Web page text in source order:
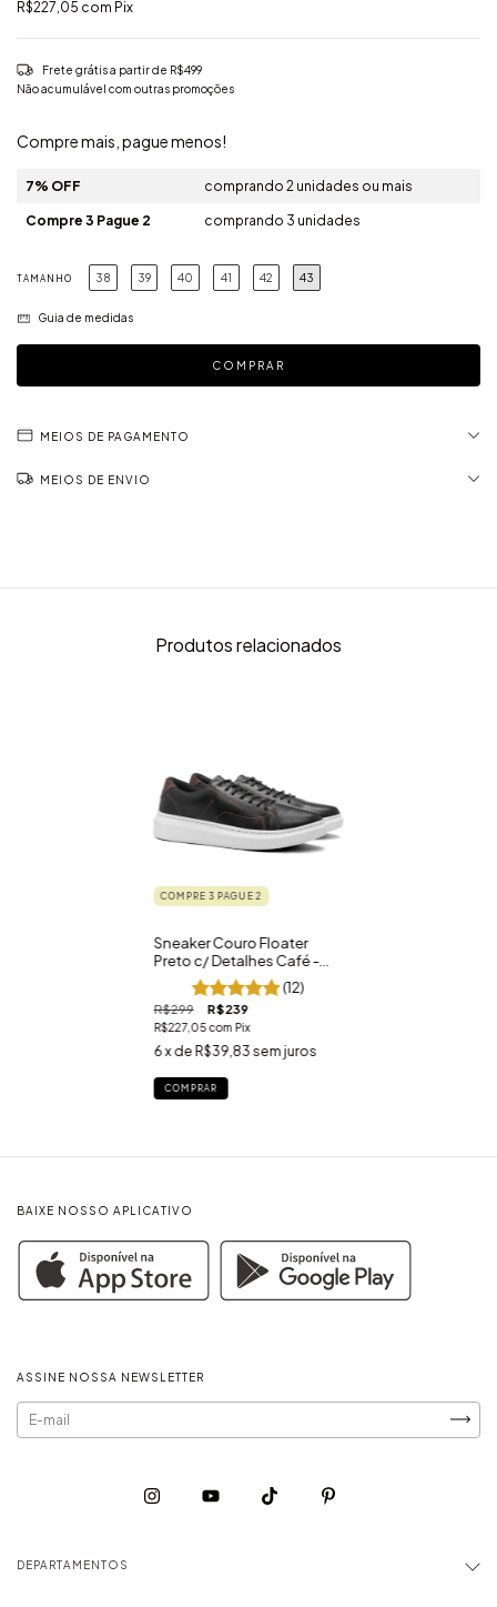
R$227,05 com Pix
Frete grátisa partir de R$499
Não acumulável com outras promoções
Compre mais, pague menos!
7% OFF comprando 2 unidades ou mais
Compre 3 Pague 2 comprando 3 unidades
TAMANHO 38 39 40 41 42 43
Guia de medidas
MEIOS DE PAGAMENTO
MEIOS DE ENVIO
Produtos relacionados
COMPRE 3 PAGUE 2
Sneaker Couro Floater
Preto c/ Detalhes Café -
Couro Legítimo
(12)
R$299 R$239
R$227,05com Pix
6x de R$39,83 sem juros
COMPRAR
BAIXE NOSSO APLICATIVO
ASSINE NOSSA NEWSLETTER
DEPARTAMENTOS